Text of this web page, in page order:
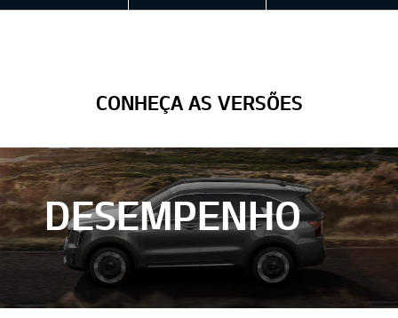
CONHEÇA AS VERSÕES
DESEMPENHO